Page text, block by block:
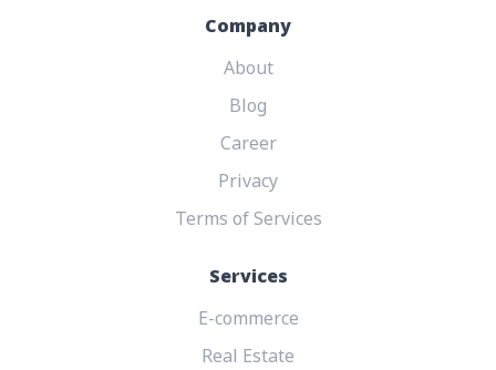
Company
About
Blog
Career
Privacy
Terms of Services
Services
E-commerce
Real Estate